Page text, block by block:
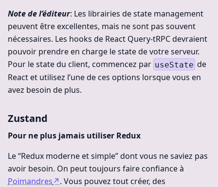
Note de l’éditeur: Les librairies de state management
peuvent être excellentes, mais ne sont pas souvent
nécessaires. Les hooks de React Query-tRPC devraient
pouvoir prendre en charge le state de votre serveur.
Pour le state du client, commencez par useState de
React et utilisez l’une de ces options lorsque vous en
avez besoin de plus.
Zustand
Pour ne plus jamais utiliser Redux
Le “Redux moderne et simple” dont vous ne saviez pas
avoir besoin. On peut toujours faire confiance à
Poimandres↗. Vous pouvez tout créer, des